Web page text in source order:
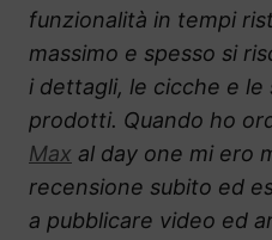
funzionalità in tempi
massimo e spesso si
i dettagli, le cicche e
prodotti. Quando ho
Max al day one mi ero
recensione subito ed
a pubblicare video ed